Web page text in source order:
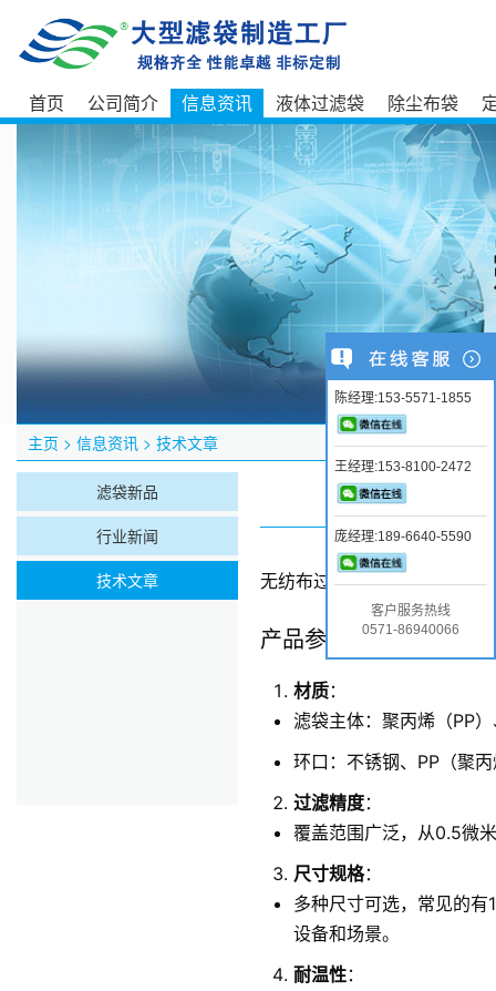
首页 公司简介 信息资讯 液体过滤袋 除尘布袋
主页 > 信息资讯 > 技术文章
滤袋新品
行业新闻
技术文章
无纺布过滤袋是一种高效的
产品参数
材质：
滤袋主体：聚丙烯（PP
环口：不锈钢、PP（聚
过滤精度：
覆盖范围广泛，从0.5微
尺寸规格：
多种尺寸可选，常见的
设备和场景。
耐温性：
陈经理:153-5571-1855
王经理:153-8100-2472
庞经理:189-6640-5590
客户服务热线
0571-86940066